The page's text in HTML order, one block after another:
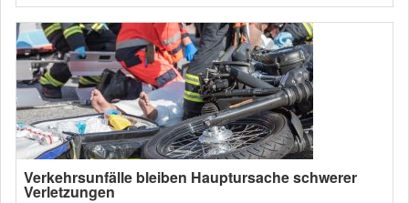
Verkehrsunfälle bleiben Hauptursache schwerer
Verletzungen